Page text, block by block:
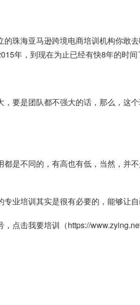
珠海亚马逊跨境电商培训机构你敢
年，到现在为止已经有快8年的时间
要是团队都不强大的话，那么，这
是不同的，有高也有低，当然，并
业培训其实是很有必要的，能够让
，点击我要培训（https://